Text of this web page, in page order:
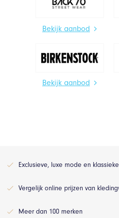
Bekijk aanbod
Bekijk aanbod
Exclusieve, luxe mode en
Vergelijk online prijzen van
Meer dan 100 merken